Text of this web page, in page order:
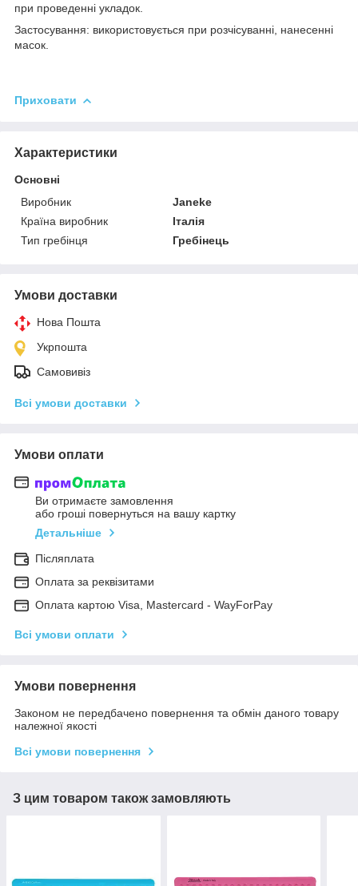
при проведенні укладок.
Застосування: використовується при розчісуванні, нанесенні
масок.
Приховати
Характеристики
Основні
Виробник
Janeke
Країна виробник
Італія
Тип гребінця
Гребінець
Умови доставки
Нова Пошта
Укрпошта
Самовивіз
Всі умови доставки
Умови оплати
Ви отримаєте замовлення
або гроші повернуться на вашу картку
Детальніше
Післяплата
Оплата за реквізитами
Оплата картою Visa, Mastercard - WayForPay
Всі умови оплати
Умови повернення
Законом не передбачено повернення та обмін даного товару
належної якості
Всі умови повернення
З цим товаром також замовляють